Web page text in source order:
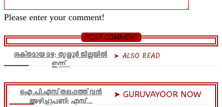
Please enter your comment!
ശക്തമായ മഴ; തൃശ്ശൂർ ജില്ലയിൽ
ഇന്ന്...
ഐ.പി.എസ് തലപ്പത്ത് വൻ
അഴിച്ചുപണി; എസ്....
➤ ALSO READ
➤ GURUVAYOOR NOW